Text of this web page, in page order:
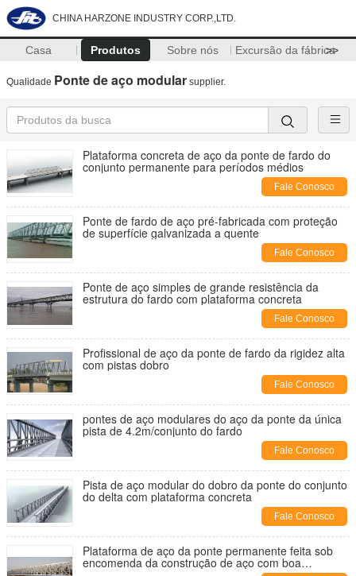
CHINA HARZONE INDUSTRY CORP.,LTD.
Casa Produtos Sobre nós Excursão da fábrica
>>
Qualidade Ponte de aço modular supplier.
Plataforma concreta de aço da ponte de fardo do
conjunto permanente para períodos médios
Fale Conosco
Ponte de fardo de aço pré-fabricada com proteção
de superfície galvanizada a quente
Fale Conosco
Ponte de aço simples de grande resistência da
estrutura do fardo com plataforma concreta
Fale Conosco
Profissional de aço da ponte de fardo da rigidez alta
com pistas dobro
Fale Conosco
pontes de aço modulares do aço da ponte da única
pista de 4.2m/conjunto do fardo
Fale Conosco
Pista de aço modular do dobro da ponte do conjunto
do delta com plataforma concreta
Fale Conosco
Plataforma de aço da ponte permanente feita sob
encomenda da construção de aço com boa